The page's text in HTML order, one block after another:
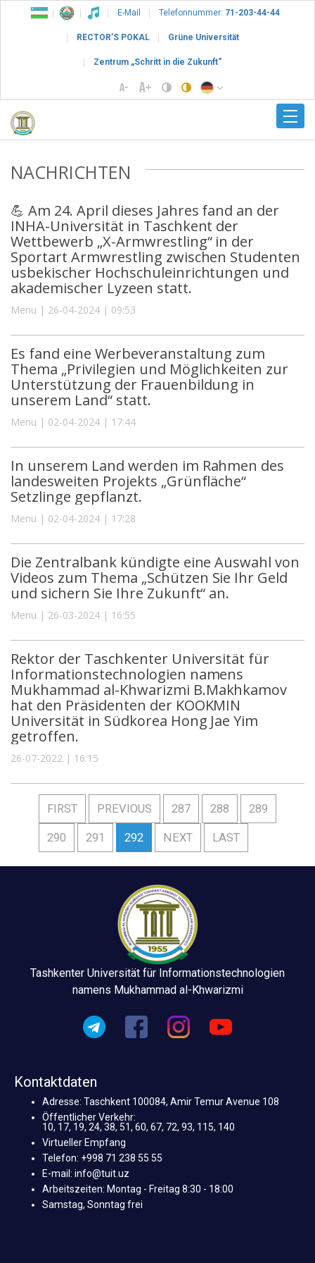
E-Mail Telefonnummer: 71-203-44-44
RECTOR’S POKAL Grüne Universität
Zentrum „Schritt in die Zukunft“
NACHRICHTEN
💪 Am 24. April dieses Jahres fand an der
INHA-Universität in Taschkent der
Wettbewerb „X-Armwrestling“ in der
Sportart Armwrestling zwischen Studenten
usbekischer Hochschuleinrichtungen und
akademischer Lyzeen statt.
Menu | 26-04-2024 | 09:53
Es fand eine Werbeveranstaltung zum
Thema „Privilegien und Möglichkeiten zur
Unterstützung der Frauenbildung in
unserem Land“ statt.
Menu | 02-04-2024 | 17:44
In unserem Land werden im Rahmen des
landesweiten Projekts „Grünfläche“
Setzlinge gepflanzt.
Menu | 02-04-2024 | 17:28
Die Zentralbank kündigte eine Auswahl von
Videos zum Thema „Schützen Sie Ihr Geld
und sichern Sie Ihre Zukunft“ an.
Menu | 26-03-2024 | 16:55
Rektor der Taschkenter Universität für
Informationstechnologien namens
Mukhammad al-Khwarizmi B.Makhkamov
hat den Präsidenten der KOOKMIN
Universität in Südkorea Hong Jae Yim
getroffen.
26-07-2022 | 16:15
FIRST PREVIOUS 287 288 289
290 291 292 NEXT LAST
Tashkenter Universität für Informationstechnologien
namens Mukhammad al-Khwarizmi
Kontaktdaten
Adresse: Taschkent 100084, Amir Temur Avenue 108
Öffentlicher Verkehr:
10, 17, 19, 24, 38, 51, 60, 67, 72, 93, 115, 140
Virtueller Empfang
Telefon: +998 71 238 55 55
E-mail: info@tuit.uz
Arbeitszeiten: Montag - Freitag 8:30 - 18:00
Samstag, Sonntag frei